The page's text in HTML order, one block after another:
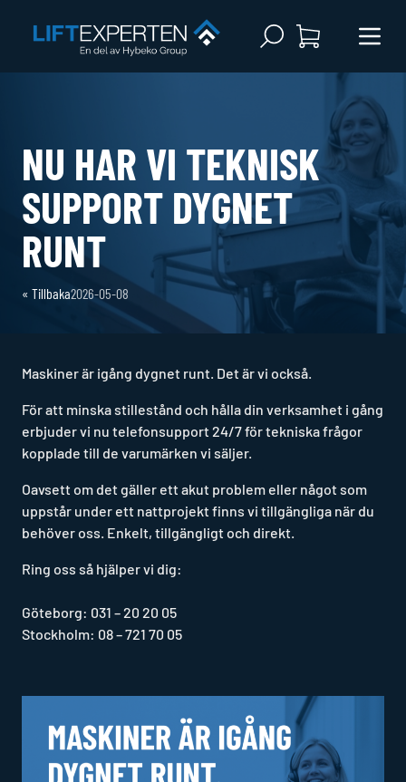
Open search
NU HAR VI TEKNISK
SUPPORT DYGNET
RUNT
« Tillbaka2026-05-08
Maskiner är igång dygnet runt. Det är vi också.
För att minska stillestånd och hålla din verksamhet i gång
erbjuder vi nu telefonsupport 24/7 för tekniska frågor
kopplade till de varumärken vi säljer.
Oavsett om det gäller ett akut problem eller något som
uppstår under ett nattprojekt finns vi tillgängliga när du
behöver oss. Enkelt, tillgängligt och direkt.
Ring oss så hjälper vi dig:
Göteborg: 031 – 20 20 05
Stockholm: 08 – 721 70 05